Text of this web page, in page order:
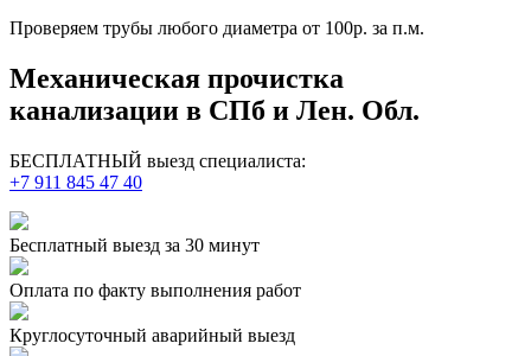
Проверяем трубы любого диаметра от 100р. за п.м.
Механическая прочистка
канализации в СПб и Лен. Обл.
БЕСПЛАТНЫЙ выезд специалиста:
+7 911 845 47 40
Бесплатный выезд за 30 минут
Оплата по факту выполнения работ
Круглосуточный аварийный выезд